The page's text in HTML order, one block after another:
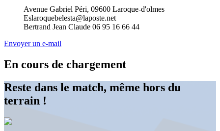
Avenue Gabriel Péri, 09600 Laroque-d'olmes
Eslaroquebelesta@laposte.net
Bertrand Jean Claude 06 95 16 66 44
Envoyer un e-mail
En cours de chargement
Reste dans le match, même hors du
terrain !